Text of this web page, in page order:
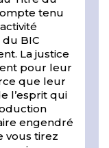
tenu
BIC
La justice
pour leur
que leur
l’esprit qui
engendré
vous tirez